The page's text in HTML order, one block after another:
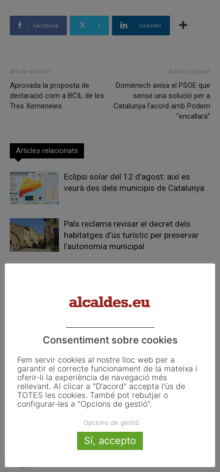
Facebook X Linkedin
Article anterior
Aprovada la proposta de
declaració com a BCIL de les
Tres Xemeneies
Article següent
Domènech avisa el PSOE que
sense una solució per a
Catalunya l’acord amb Podem
“encallarà”
Articles relacionats
Eclipsi solar del 12 d’agost: així es
veurà des dels municipis de Catalunya
Pals reclama revisar el decret dels
habitatges d’ús turístic per preservar
l’autonomia municipal
Consentiment sobre cookies
Fem servir cookies al nostre lloc web per a
garantir el correcte funcionament de la mateixa i
oferir-li la experiència de navegació més
rellevant. Al clicar a "D'acord" accepta l'ús de
TOTES les cookies. També pot rebutjar o
configurar-les a "Opcions de gestió".
Opcions de gestió
Sí, accepto